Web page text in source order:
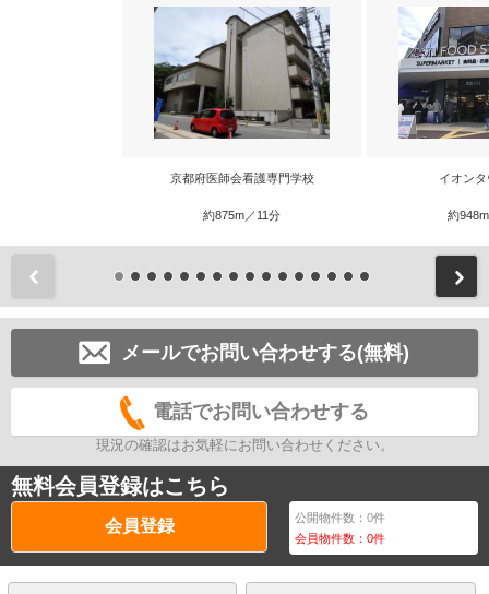
京都府医師会看護専門学校
約875m／11分
イオン
約
メールでお問い合わせする(無料)
電話でお問い合わせする
現況の確認はお気軽にお問い合わせください。
無料会員登録はこちら
会員登録 公開物件数：0件
会員物件数：0件